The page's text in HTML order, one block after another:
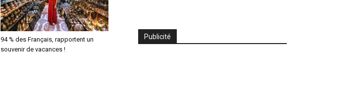
94 % des Français, rapportent un
souvenir de vacances !
Publicité